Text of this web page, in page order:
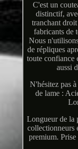
C'est un
distinctif,
tranchant
fabricants de
Nous
de répliques
toute confiance
aussi
N'hésitez pas
de lame :
Longueur de la
collectionneurs
premium.